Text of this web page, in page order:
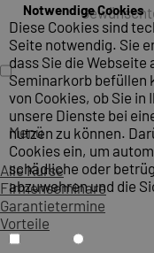
Menü
Alle Kurse
Firmenseminare
Garantietermine
Vorteile
Notwendige Cookies
Diese Cookies sind
Seite notwendig. Sie
dass Sie die Webseite
Seminarkorb befüllen
von Cookies, ob Sie
unsere Dienste bei
nutzen zu können.
Cookies ein, um
schädliche oder
abzuwehren und die